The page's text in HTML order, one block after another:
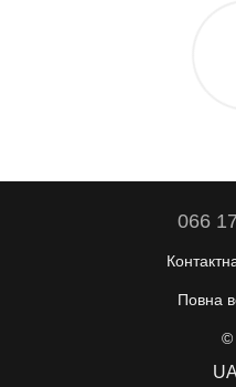
066
Повна
©
UA